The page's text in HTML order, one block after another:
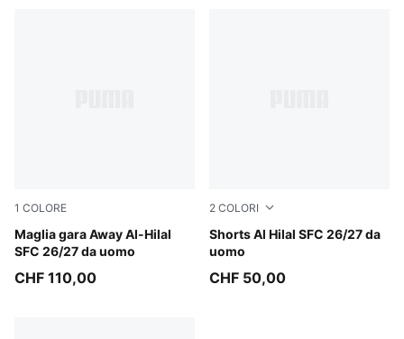
1 COLORE
Maglia gara Away Al-Hilal
SFC 26/27 da uomo
PUMA White-Deep Navy
CHF 110,00
2 COLORI
Shorts Al Hilal SFC 26/27 da
uomo
Blue Intense-Vibrant Silver
CHF 50,00